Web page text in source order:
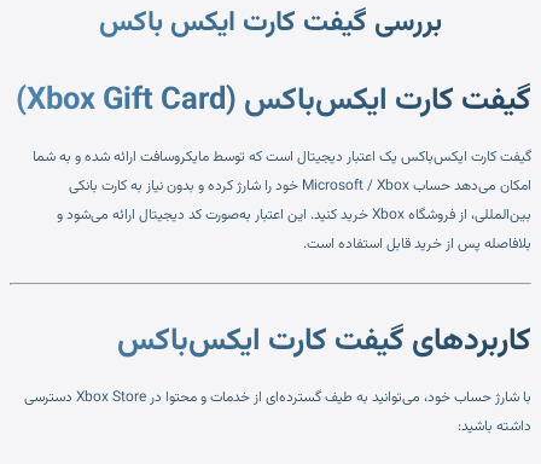
بررسی گیفت کارت ایکس باکس
گیفت کارت ایکس‌باکس (Xbox Gift Card)
گیفت کارت ایکس‌باکس یک اعتبار دیجیتال است که توسط مایکروسافت ارائه شده و به شما
امکان می‌دهد حساب Microsoft / Xbox خود را شارژ کرده و بدون نیاز به کارت بانکی
بین‌المللی، از فروشگاه Xbox خرید کنید. این اعتبار به‌صورت کد دیجیتال ارائه می‌شود و
بلافاصله پس از خرید قابل استفاده است.
کاربردهای گیفت کارت ایکس‌باکس
با شارژ حساب خود، می‌توانید به طیف گسترده‌ای از خدمات و محتوا در Xbox Store دسترسی
داشته باشید: